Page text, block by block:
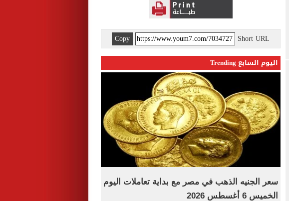
Short URL
Copy
اليوم السابع Trending
سعر الجنيه الذهب في مصر مع بداية تعاملات اليوم
الخميس 6 أغسطس 2026